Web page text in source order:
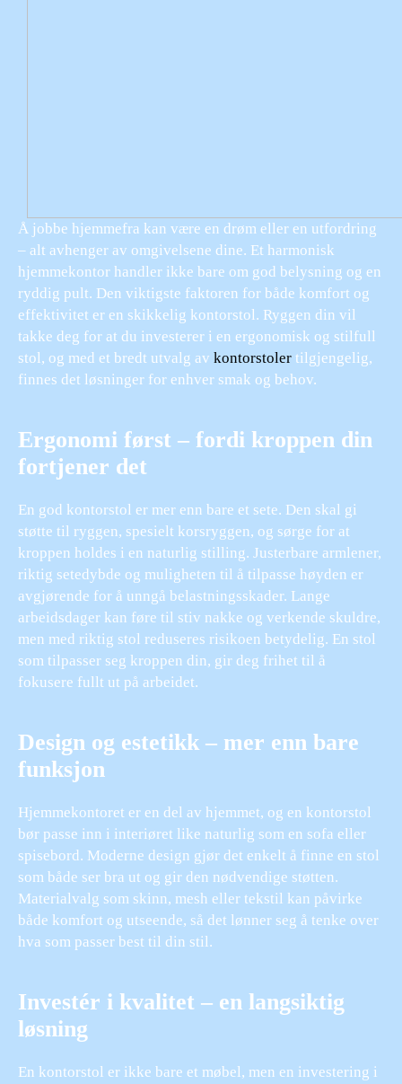
Å jobbe hjemmefra kan være en drøm eller en utfordring
– alt avhenger av omgivelsene dine. Et harmonisk
hjemmekontor handler ikke bare om god belysning og en
ryddig pult. Den viktigste faktoren for både komfort og
effektivitet er en skikkelig kontorstol. Ryggen din vil
takke deg for at du investerer i en ergonomisk og stilfull
stol, og med et bredt utvalg av kontorstoler tilgjengelig,
finnes det løsninger for enhver smak og behov.
Ergonomi først – fordi kroppen din
fortjener det
En god kontorstol er mer enn bare et sete. Den skal gi
støtte til ryggen, spesielt korsryggen, og sørge for at
kroppen holdes i en naturlig stilling. Justerbare armlener,
riktig setedybde og muligheten til å tilpasse høyden er
avgjørende for å unngå belastningsskader. Lange
arbeidsdager kan føre til stiv nakke og verkende skuldre,
men med riktig stol reduseres risikoen betydelig. En stol
som tilpasser seg kroppen din, gir deg frihet til å
fokusere fullt ut på arbeidet.
Design og estetikk – mer enn bare
funksjon
Hjemmekontoret er en del av hjemmet, og en kontorstol
bør passe inn i interiøret like naturlig som en sofa eller
spisebord. Moderne design gjør det enkelt å finne en stol
som både ser bra ut og gir den nødvendige støtten.
Materialvalg som skinn, mesh eller tekstil kan påvirke
både komfort og utseende, så det lønner seg å tenke over
hva som passer best til din stil.
Investér i kvalitet – en langsiktig
løsning
En kontorstol er ikke bare et møbel, men en investering i